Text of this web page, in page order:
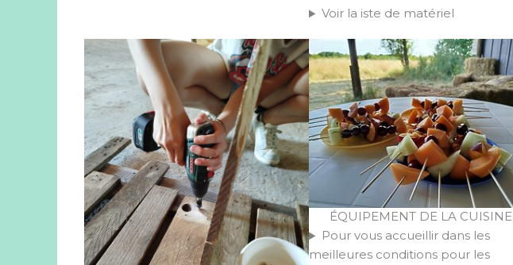
Voir la iste de matériel
ÉQUIPEMENT DE LA CUISINE
Pour vous accueillir dans les
meilleures conditions pour les